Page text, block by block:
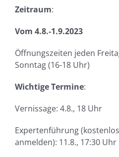
Zeitraum:
Vom 4.8.-1.9.2023
Öffnungszeiten jeden
Sonntag (16-18 Uhr)
Wichtige Termine:
Vernissage: 4.8., 18 Uhr
Expertenführung
anmelden): 11.8., 17:30 Uhr